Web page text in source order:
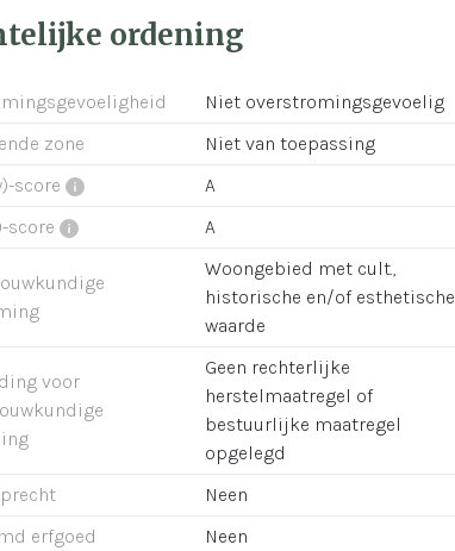
ordening
Niet overstromingsgevoelig
zone
Niet van toepassing
score
A
score
A
Woongebied met cult.,
historische en/of esthetische
waarde
voor
Geen rechterlijke
herstelmaatregel of
bestuurlijke maatregel
opgelegd
Neen
erfgoed
Neen